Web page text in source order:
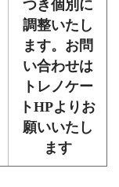
つき個別に
調整いたし
ます。お問
い合わせは
トレノケー
トHPよりお
願いいたし
ます